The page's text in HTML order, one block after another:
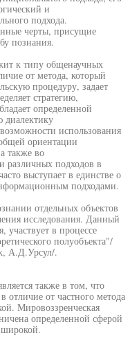
и
подхода.
черты, присущие
познания.
к типу общенаучных
от метода, который
процедуру, задает
стратегию,
определенной
диалектику
использования
ориентации
также во
различных подходов в
выступает в единстве о
подходами.
отдельных объектов
исследования. Данный
участвует в процессе
полуобъекта"/
А.Д.Урсул/.
также в том, что
отличие от частного метода
Мировоззренческая
определенной сферой
широкой.